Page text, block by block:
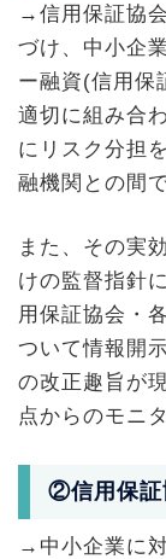
→信用保証協
づけ、中小企
ー融資(信用保
適切に組み合
にリスク分担
融機関との間
また、その実
けの監督指針
用保証協会・
ついて情報開
の改正趣旨が
点からのモニ
②信用保証
→中小企業に